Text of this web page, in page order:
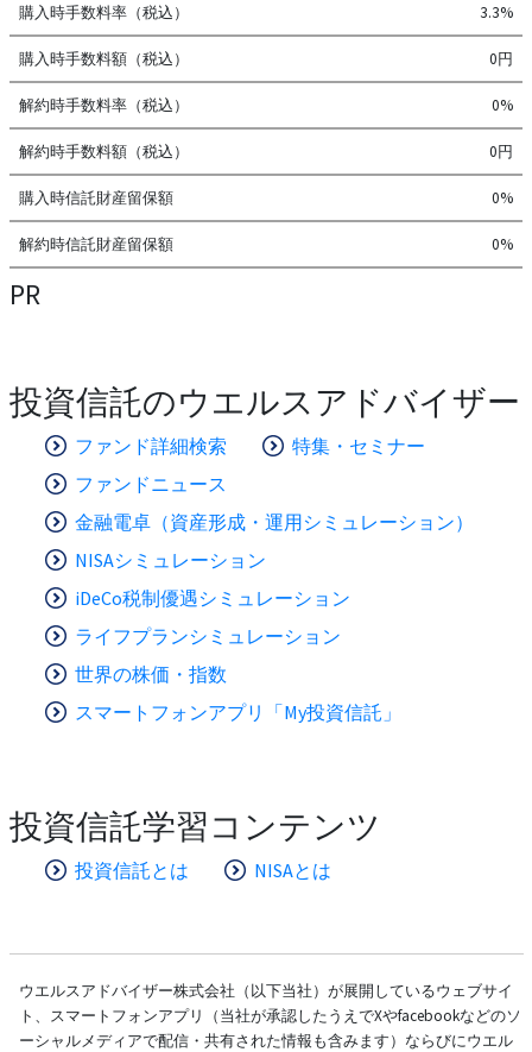
購入時手数料率（税込） 3.3%
購入時手数料額（税込） 0円
解約時手数料率（税込） 0%
解約時手数料額（税込） 0円
購入時信託財産留保額 0%
解約時信託財産留保額 0%
PR
投資信託のウエルスアドバイザー
ファンド詳細検索
特集・セミナー
ファンドニュース
金融電卓（資産形成・運用シミュレーション）
NISAシミュレーション
iDeCo税制優遇シミュレーション
ライフプランシミュレーション
世界の株価・指数
スマートフォンアプリ「My投資信託」
投資信託学習コンテンツ
投資信託とは NISAとは
ウエルスアドバイザー株式会社（以下当社）が展開しているウェブサイ
ト、スマートフォンアプリ（当社が承認したうえでXやfacebookなどのソ
ーシャルメディアで配信・共有された情報も含みます）ならびにウエル